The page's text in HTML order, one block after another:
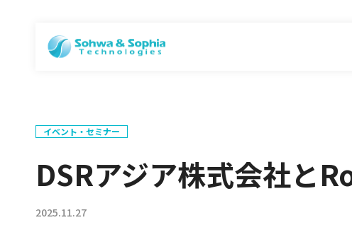
イベント・セミナー
DSRアジア株式会社と
2025.11.27